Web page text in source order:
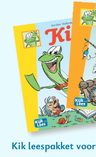
Kik leespakket